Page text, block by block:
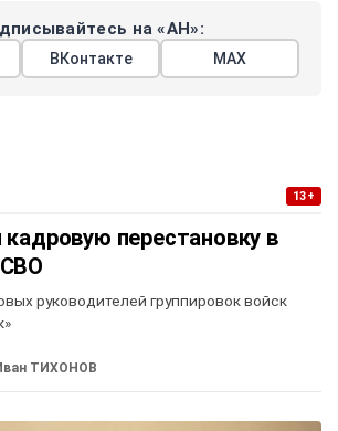
на «АН»:
ВКонтакте МАХ
13+
кадровую перестановку в
руководителей группировок войск
ТИХОНОВ